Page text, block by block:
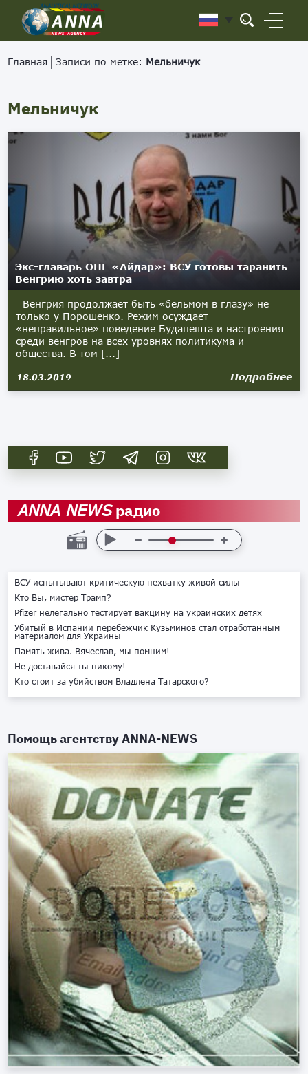
Главная Записи по метке: Мельничук
Мельничук
Экс-главарь ОПГ «Айдар»: ВСУ готовы таранить
Венгрию хоть завтра
Венгрия продолжает быть «бельмом в глазу» не
только у Порошенко. Режим осуждает
«неправильное» поведение Будапешта и настроения
среди венгров на всех уровнях политикума и
общества. В том [...]
18.03.2019 Подробнее
ANNA NEWSрадио
ВСУ испытывают критическую нехватку живой силы
Кто Вы, мистер Трамп?
Pfizer нелегально тестирует вакцину на украинских детях
Убитый в Испании перебежчик Кузьминов стал отработанным
материалом для Украины
Память жива. Вячеслав, мы помним!
Не доставайся ты никому!
Кто стоит за убийством Владлена Татарского?
Помощь агентствуANNA-NEWS